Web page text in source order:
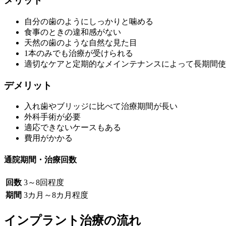
自分の歯のようにしっかりと噛める
食事のときの違和感がない
天然の歯のような自然な見た目
1本のみでも治療が受けられる
適切なケアと定期的なメインテナンスによって長期間
デメリット
入れ歯やブリッジに比べて治療期間が長い
外科手術が必要
適応できないケースもある
費用がかかる
通院期間・治療回数
回数 3～8回程度
期間 3カ月～8カ月程度
インプラント治療の流れ